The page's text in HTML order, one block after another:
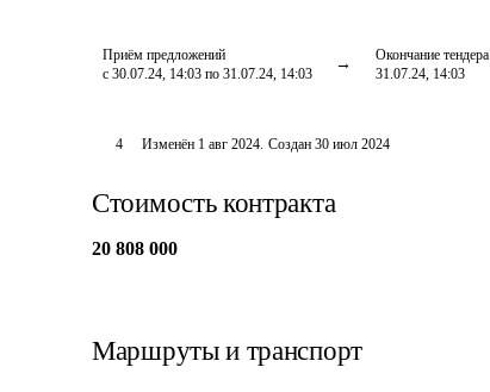
Приём предложений
с 30.07.24, 14:03 по 31.07.24, 14:03
Окончание тендера
31.07.24, 14:03
4 Изменён 1 авг 2024. Создан 30 июл 2024
Стоимость контракта
20 808 000
Маршруты и транспорт